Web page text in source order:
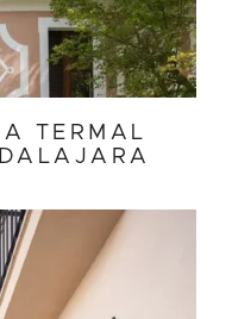
TERMAL